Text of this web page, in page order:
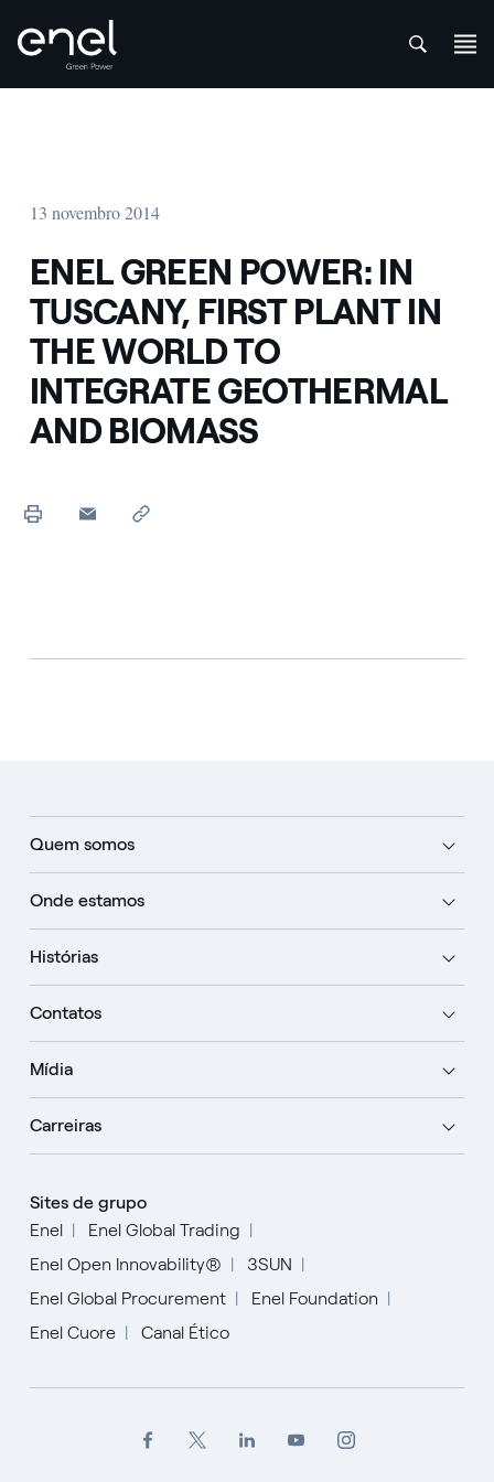
13 novembro 2014
ENEL GREEN POWER: IN
TUSCANY, FIRST PLANT IN
THE WORLD TO
INTEGRATE GEOTHERMAL
AND BIOMASS
Quem somos
Onde estamos
Histórias
Contatos
Mídia
Carreiras
Sites de grupo
Enel
Enel Global Trading
Enel Open Innovability®
3SUN
Enel Global Procurement
Enel Foundation
Enel Cuore
Canal Ético